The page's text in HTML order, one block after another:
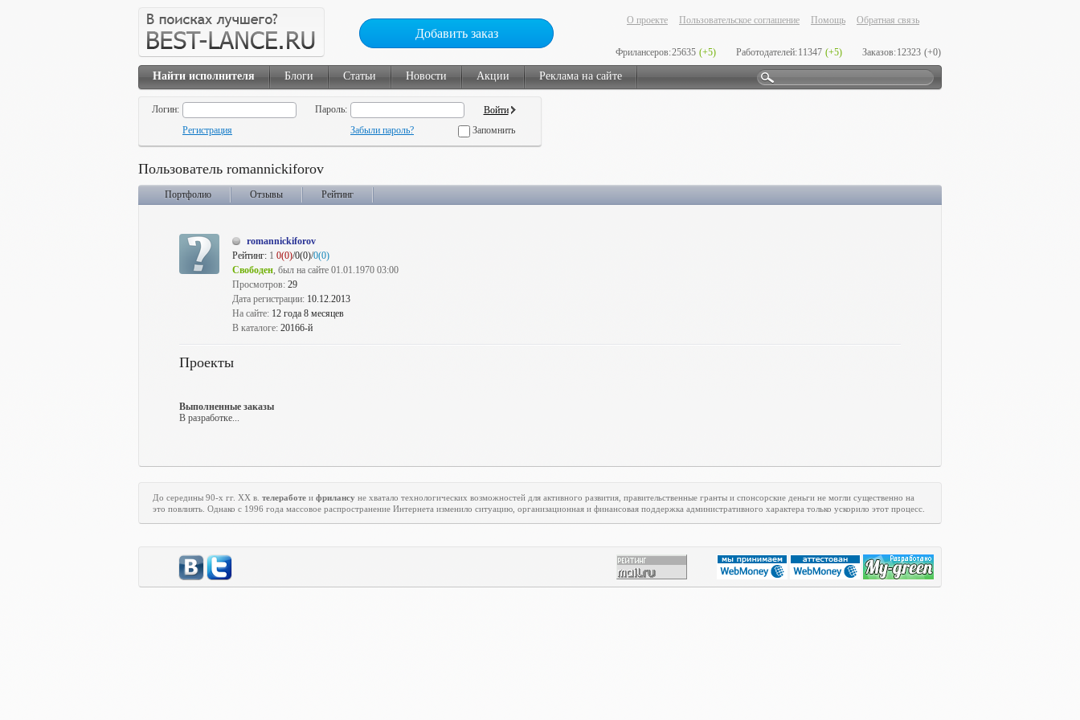
Добавить заказ
О проекте Пользовательское соглашение Помощь Обратная связь
Фрилансеров:25635 (+5) Работодателей:11347 (+5) Заказов:12323 (+0)
Найти исполнителя Блоги Статьи Новости Акции Реклама на сайте
Логин:
Пароль:
Регистрация
Забыли пароль? Запомнить
Пользователь romannickiforov
Портфолио Отзывы Рейтинг
romannickiforov
Рейтинг: 1 0(0)/0(0)/0(0)
Свободен, был на сайте 01.01.1970 03:00
Просмотров: 29
Дата регистрации: 10.12.2013
На сайте: 12 года 8 месяцев
В каталоге: 20166-й
Проекты
Выполненные заказы
В разработке...
До середины 90-х гг. XX в. телеработе и фрилансу не хватало технологических возможностей для активного развития, правительственные гранты и спонсорские деньги не могли существенно на
это повлиять. Однако с 1996 года массовое распространение Интернета изменило ситуацию, организационная и финансовая поддержка административного характера только ускорило этот процесс.